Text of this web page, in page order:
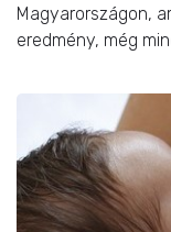
Magyarországon,
eredmény, még